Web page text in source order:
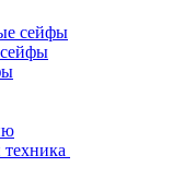
сейфы
техника